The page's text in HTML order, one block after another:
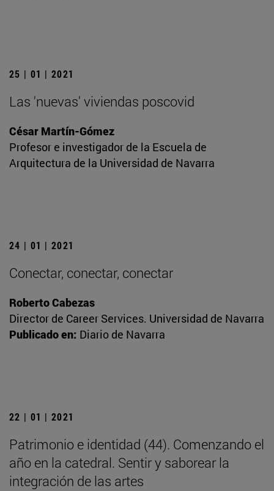
25 | 01 | 2021
Las 'nuevas' viviendas poscovid
César Martín-Gómez
Profesor e investigador de la Escuela de
Arquitectura de la Universidad de Navarra
24 | 01 | 2021
Conectar, conectar, conectar
Roberto Cabezas
Director de Career Services. Universidad de Navarra
Publicado en: Diario de Navarra
22 | 01 | 2021
Patrimonio e identidad (44). Comenzando el
año en la catedral. Sentir y saborear la
integración de las artes